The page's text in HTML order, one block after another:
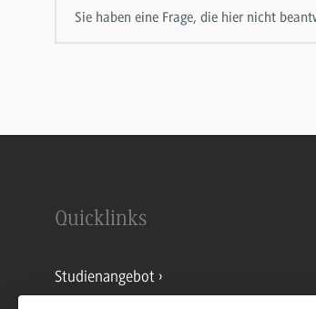
Sie haben eine Frage, die hier nicht
Quicklinks
Studienangebot